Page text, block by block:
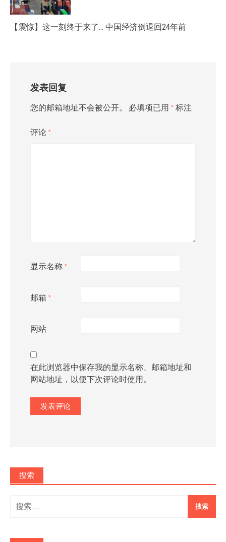
【震惊】这一刻终于来了… 中国经济倒退回24年前
发表回复
您的邮箱地址不会被公开。 必填项已用 * 标注
评论 *
显示名称 *
邮箱 *
网站
在此浏览器中保存我的显示名称、邮箱地址和
网站地址，以便下次评论时使用。
搜索
搜
索：